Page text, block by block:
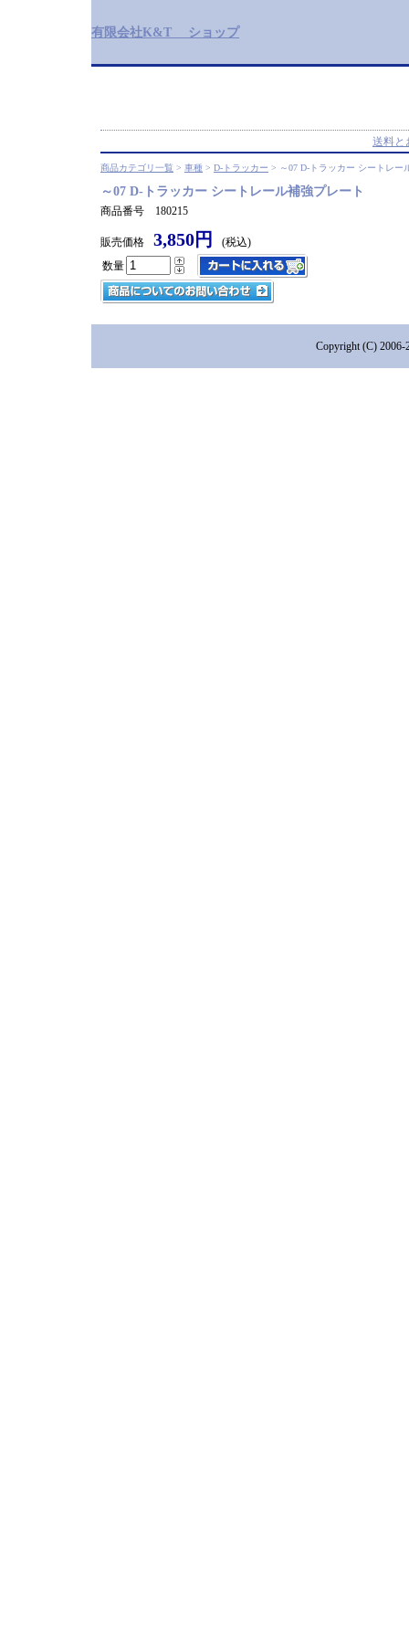
有限会社K&T ショップ
送料と
商品カテゴリ一覧 > 車種 > D-トラッカー > ～07 D-トラッカー シートレー
～07 D-トラッカー シートレール補強プレート
商品番号 180215
販売価格 3,850円
(税込)
数量
Copyright (C)